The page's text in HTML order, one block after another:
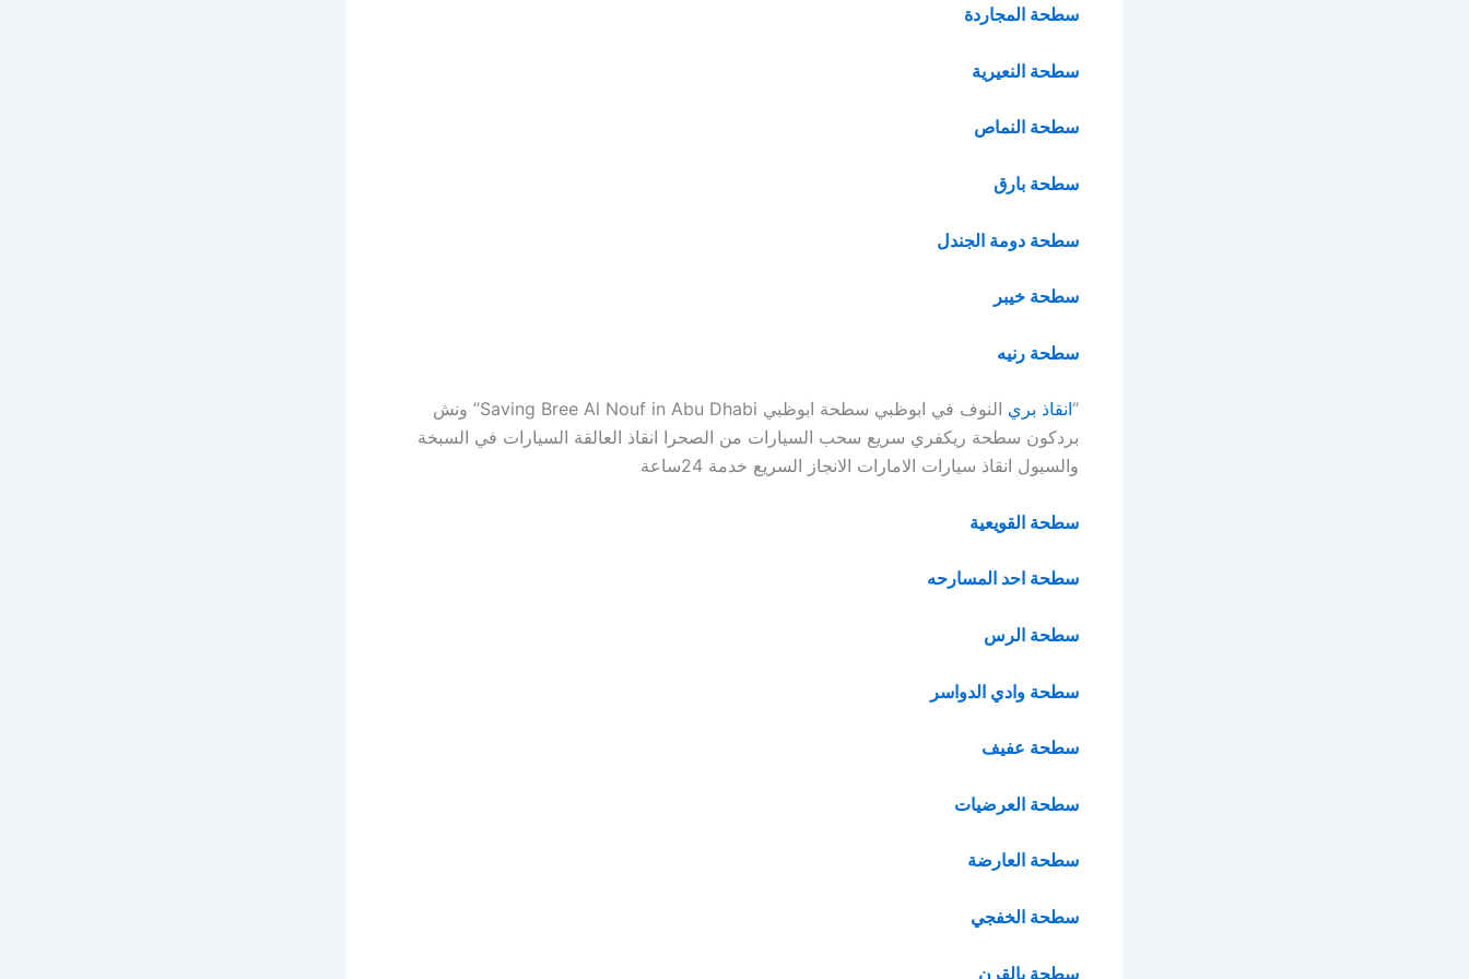
سطحة المجاردة
سطحة النعيرية
سطحة النماص
سطحة بارق
سطحة دومة الجندل
سطحة خيبر
سطحة رنيه
“انقاذ بري
النوف في ابوظبي سطحة ابوظبي Saving Bree Al Nouf in Abu Dhabi” ونش
بردكون سطحة ريكفري سريع سحب السيارات من الصحرا انقاذ العالقة السيارات في السبخة
والسيول انقاذ سيارات الامارات الانجاز السريع خدمة 24ساعة
سطحة القويعية
سطحة احد المسارحه
سطحة الرس
سطحة وادي الدواسر
سطحة عفيف
سطحة العرضيات
سطحة العارضة
سطحة الخفجي
سطحة بالقرن